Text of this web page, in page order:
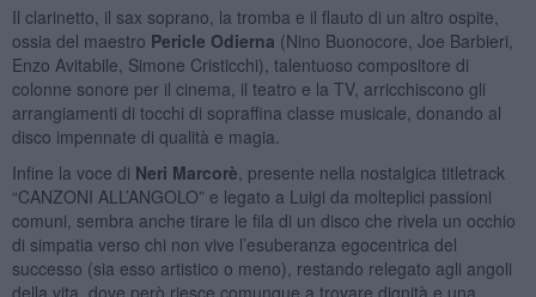
Il clarinetto, il sax soprano, la tromba e il flauto di un altro ospite,
ossia del maestro Pericle Odierna (Nino Buonocore, Joe Barbieri,
Enzo Avitabile, Simone Cristicchi), talentuoso compositore di
colonne sonore per il cinema, il teatro e la TV, arricchiscono gli
arrangiamenti di tocchi di sopraffina classe musicale, donando al
disco impennate di qualità e magia.
Infine la voce di Neri Marcorè , presente nella nostalgica titletrack
“CANZONI ALL’ANGOLO” e legato a Luigi da molteplici passioni
comuni, sembra anche tirare le fila di un disco che rivela un occhio
di simpatia verso chi non vive l’esuberanza egocentrica del
successo (sia esso artistico o meno), restando relegato agli angoli
della vita, dove però riesce comunque a trovare dignità e una